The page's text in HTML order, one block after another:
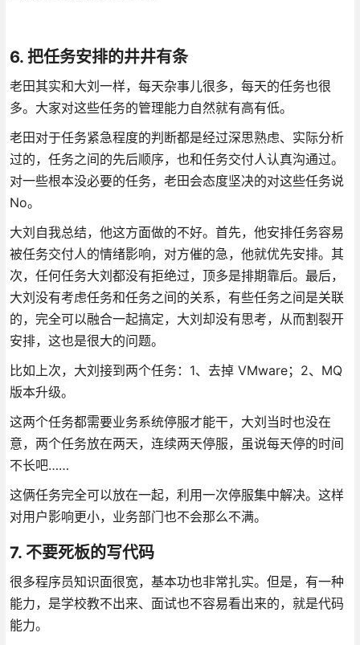
6. 把任务安排的井井有条
老田其实和大刘一样，每天杂事儿很多，每天的任务也很
多。大家对这些任务的管理能力自然就有高有低。
老田对于任务紧急程度的判断都是经过深思熟虑、实际分析
过的，任务之间的先后顺序，也和任务交付人认真沟通过。
对一些根本没必要的任务，老田会态度坚决的对这些任务说
No。
大刘自我总结，他这方面做的不好。首先，他安排任务容易
被任务交付人的情绪影响，对方催的急，他就优先安排。其
次，任何任务大刘都没有拒绝过，顶多是排期靠后。最后，
大刘没有考虑任务和任务之间的关系，有些任务之间是关联
的，完全可以融合一起搞定，大刘却没有思考，从而割裂开
安排，这也是很大的问题。
比如上次，大刘接到两个任务：1、去掉 VMware；2、MQ
版本升级。
这两个任务都需要业务系统停服才能干，大刘当时也没在
意，两个任务放在两天，连续两天停服，虽说每天停的时间
不长吧……
这俩任务完全可以放在一起，利用一次停服集中解决。这样
对用户影响更小，业务部门也不会那么不满。
7. 不要死板的写代码
很多程序员知识面很宽，基本功也非常扎实。但是，有一种
能力，是学校教不出来、面试也不容易看出来的，就是代码
能力。